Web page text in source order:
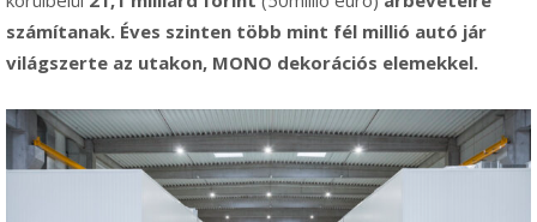
számítanak. Éves szinten több mint fél millió autó jár
világszerte az utakon, MONO dekorációs elemekkel.